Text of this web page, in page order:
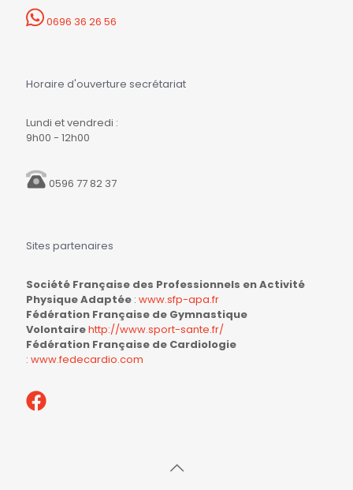
0696 36 26 56
Horaire d'ouverture secrétariat
Lundi et vendredi :
9h00 - 12h00
0596 77 82 37
Sites partenaires
Société Française des Professionnels en Activité
Physique Adaptée : www.sfp-apa.fr
Fédération Française de Gymnastique
Volontairehttp://www.sport-sante.fr/
Fédération Française de Cardiologie
: www.fedecardio.com